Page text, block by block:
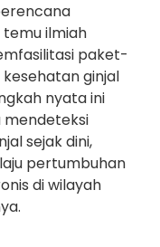
ilmiah
paket-
ginjal
nyata ini
sejak dini,
pertumbuhan
di wilayah